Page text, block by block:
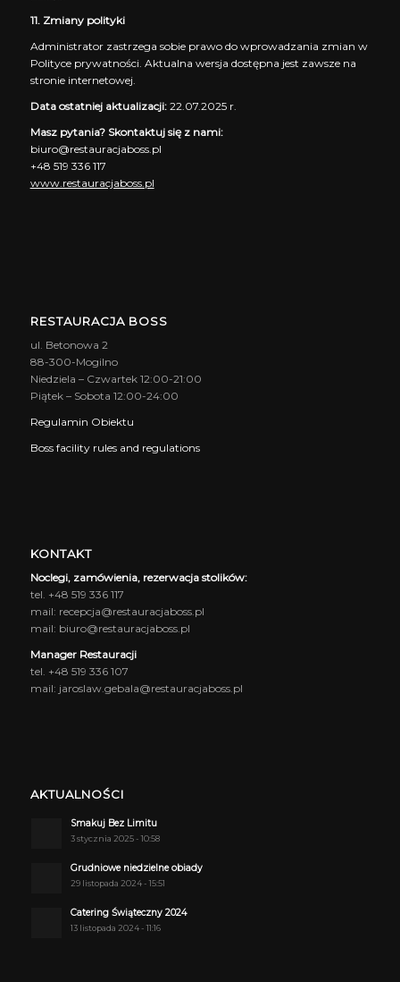
11. Zmiany polityki
Administrator zastrzega sobie prawo do wprowadzania zmian w
Polityce prywatności. Aktualna wersja dostępna jest zawsze na
stronie internetowej.
Data ostatniej aktualizacji:22.07.2025 r.
Masz pytania? Skontaktuj się z nami:
biuro@restauracjaboss.pl
+48 519 336 117
www.restauracjaboss.pl
RESTAURACJA BOSS
ul. Betonowa 2
88-300-Mogilno
Niedziela – Czwartek 12:00-21:00
Piątek – Sobota 12:00-24:00
Regulamin Obiektu
Boss facility rules and regulations
KONTAKT
Noclegi, zamówienia, rezerwacja stolików:
tel. +48 519 336 117
mail: recepcja@restauracjaboss.pl
mail: biuro@restauracjaboss.pl
Manager Restauracji
tel. +48 519 336 107
mail: jaroslaw.gebala@restauracjaboss.pl
AKTUALNOŚCI
Smakuj Bez Limitu
3 stycznia 2025 - 10:58
Grudniowe niedzielne obiady
29 listopada 2024 - 15:51
Catering Świąteczny 2024
13 listopada 2024 - 11:16